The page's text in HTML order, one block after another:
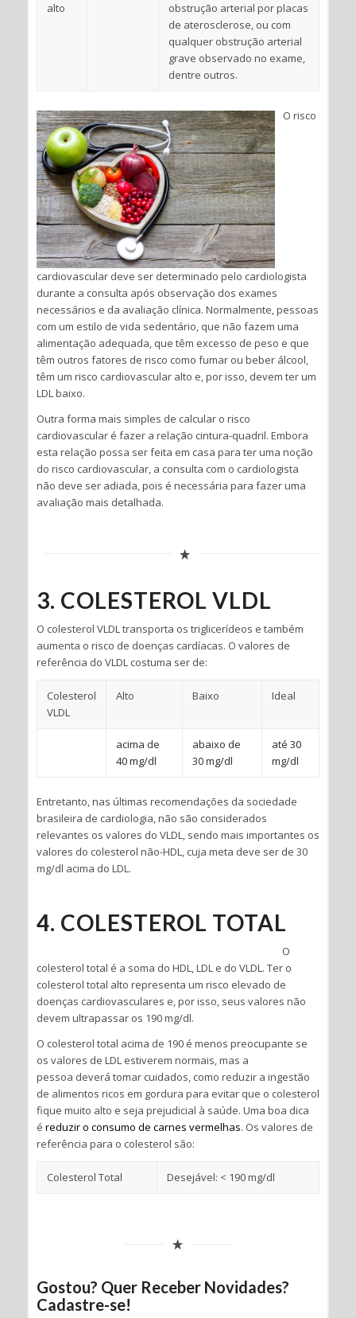
alto
obstrução arterial por placas
de aterosclerose, ou com
qualquer obstrução arterial
grave observado no exame,
dentre outros.
O risco
cardiovascular deve ser determinado pelo cardiologista
durante a consulta após observação dos exames
necessários e da avaliação clínica. Normalmente, pessoas
com um estilo de vida sedentário, que não fazem uma
alimentação adequada, que têm excesso de peso e que
têm outros fatores de risco como fumar ou beber álcool,
têm um risco cardiovascular alto e, por isso, devem ter um
LDL baixo.
Outra forma mais simples de calcular o risco
cardiovascular é fazer a relação cintura-quadril. Embora
esta relação possa ser feita em casa para ter uma noção
do risco cardiovascular, a consulta com o cardiologista
não deve ser adiada, pois é necessária para fazer uma
avaliação mais detalhada.
3. COLESTEROL VLDL
O colesterol VLDL transporta os triglicerídeos e também
aumenta o risco de doenças cardíacas. O valores de
referência do VLDL costuma ser de:
Colesterol
VLDL
Alto Baixo Ideal
acima de
40 mg/dl
abaixo de
30 mg/dl
até 30
mg/dl
Entretanto, nas últimas recomendações da sociedade
brasileira de cardiologia, não são considerados
relevantes os valores do VLDL, sendo mais importantes os
valores do colesterol não-HDL, cuja meta deve ser de 30
mg/dl acima do LDL.
4. COLESTEROL TOTAL
O
colesterol total é a soma do HDL, LDL e do VLDL. Ter o
colesterol total alto representa um risco elevado de
doenças cardiovasculares e, por isso, seus valores não
devem ultrapassar os 190 mg/dl.
O colesterol total acima de 190 é menos preocupante se
os valores de LDL estiverem normais, mas a
pessoa deverá tomar cuidados, como reduzir a ingestão
de alimentos ricos em gordura para evitar que o colesterol
fique muito alto e seja prejudicial à saúde. Uma boa dica
é reduzir o consumo de carnes vermelhas. Os valores de
referência para o colesterol são:
Colesterol Total Desejável: < 190 mg/dl
Gostou? Quer Receber Novidades?
Cadastre-se!